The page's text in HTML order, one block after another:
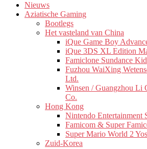
Nieuws
Aziatische Gaming
Bootlegs
Het vasteland van China
iQue Game Boy
iQue 3DS XL Edition
Famiclone Sundance Kid
Fuzhou WaiXing
Ltd.
Winsen / Guangzhou Li
Co.
Hong Kong
Nintendo Entertainment
Famicom & Super
Super Mario World 2
Zuid-Korea